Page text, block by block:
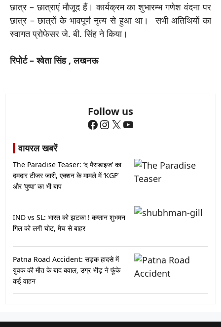
छात्र – छात्राएं मौजूद हैं। कार्यक्रम का शुभारम्भ गणेश वंदना पर
छात्र – छात्रों के भावपूर्ण नृत्य से हुआ था। सभी अतिथियों का
स्वागत प्रोफेसर जे. बी. सिंह ने किया।
रिपोर्ट – श्वेता सिंह , लखनऊ
Follow us
Facebook
Instagram
X YouTube
वायरल खबरें
The Paradise Teaser: ‘द पैराडाइज’ का
दमदार टीजर जारी, एक्शन के मामले में ‘KGF’
और ‘पुष्पा’ का भी बाप
IND vs SL: भारत को झटका ! कप्तान शुभमन
गिल को लगी चोट, मैच से बाहर
Patna Road Accident: सड़क हादसे में
युवक की मौत के बाद बवाल, उग्र भीड़ ने फूंके
कई वाहन